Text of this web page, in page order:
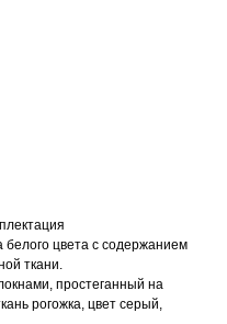
белого цвета с содержанием
ткани.
простеганный на
рогожка, цвет серый,